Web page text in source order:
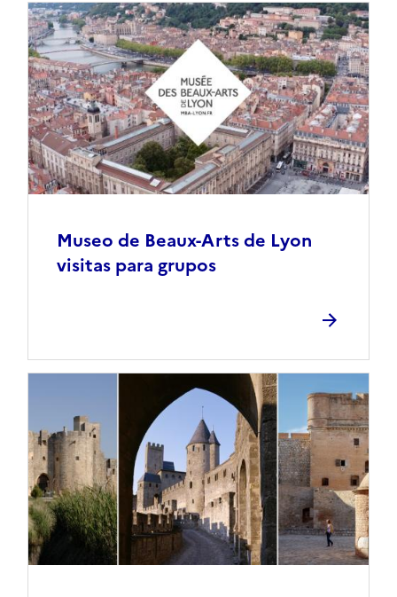
Museo de Beaux-Arts de Lyon
visitas para grupos